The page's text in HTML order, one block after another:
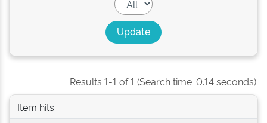
Results 1-1 of 1 (Search time: 0.14 seconds).
Item hits: